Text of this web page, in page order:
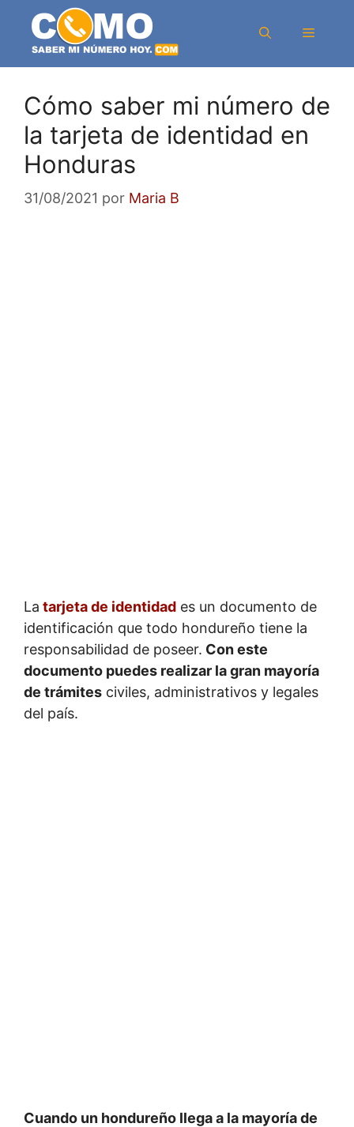
contenido
Menú
Cómo saber mi número de
la tarjeta de identidad en
Honduras
31/08/2021 por Maria B
La tarjeta de identidad es un documento de
identificación que todo hondureño tiene la
responsabilidad de poseer. Con este
documento puedes realizar la gran mayoría
de trámites civiles, administrativos y legales
del país.
Cuando un hondureño llega a la mayoría de